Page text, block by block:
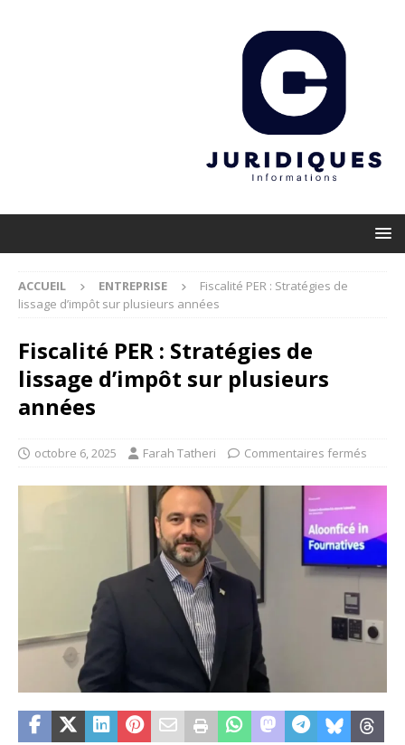
ACCUEIL ENTREPRISE
Fiscalité PER : Stratégies de
lissage d’impôt sur plusieurs années
Fiscalité PER : Stratégies de
lissage d’impôt sur plusieurs
années
octobre 6, 2025 Farah Tatheri Commentaires fermés